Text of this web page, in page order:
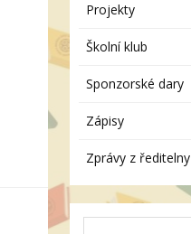
Projekty
Školní klub
Sponzorské dary
Zápisy
Zprávy z ředitelny